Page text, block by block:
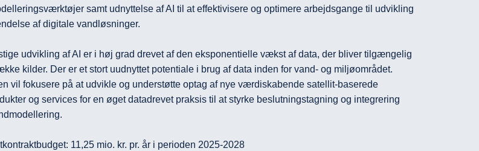
samt udnyttelse af AI til at effektivisere og optimere arbejdsgange til udvikling
af digitale vandløsninger.
udvikling af AI er i høj grad drevet af den eksponentielle vækst af data, der bliver tilgængelig
kilder. Der er et stort uudnyttet potentiale i brug af data inden for vand- og miljøområdet.
vil fokusere på at udvikle og understøtte optag af nye værdiskabende satellit-baserede
og services for en øget datadrevet praksis til at styrke beslutningstagning og integrering
11,25 mio. kr. pr. år i perioden 2025-2028